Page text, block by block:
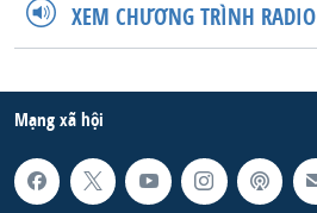
XEM CHƯƠNG TRÌNH RADIO
Mạng xã hội